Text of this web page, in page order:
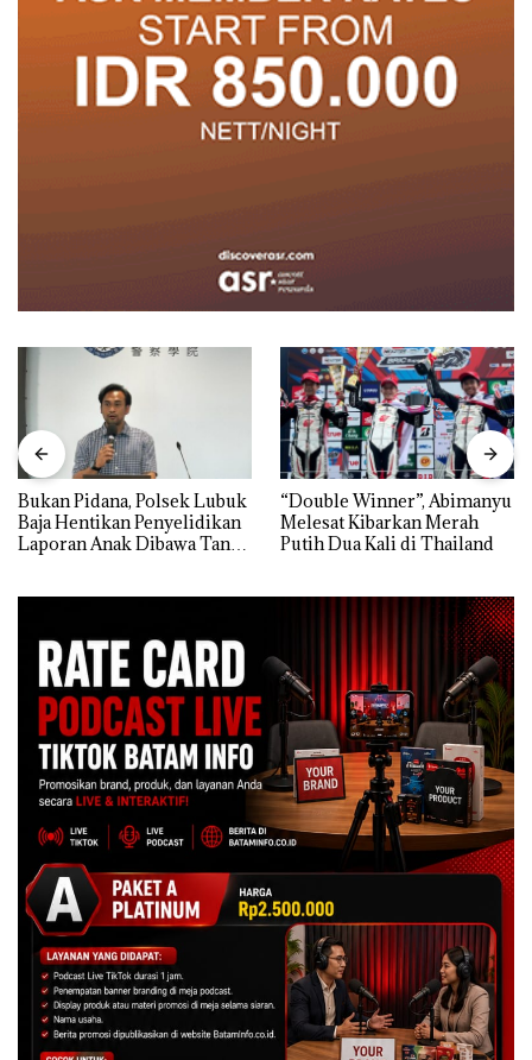
Bukan Pidana, Polsek Lubuk
Baja Hentikan Penyelidikan
Laporan Anak Dibawa Tanpa
“Double Winner”, Abimanyu
Melesat Kibarkan Merah
Putih Dua Kali di Thailand